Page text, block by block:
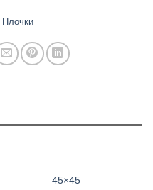
Плочки
45×45